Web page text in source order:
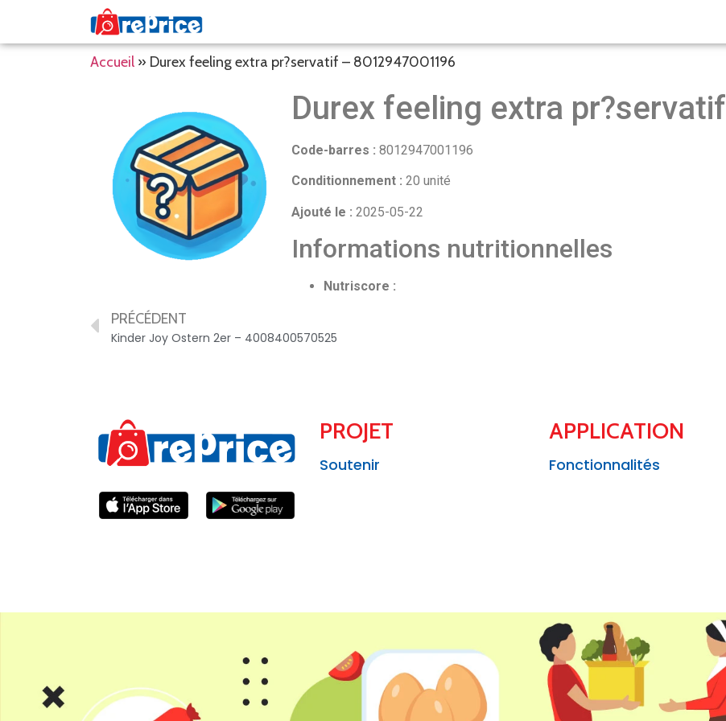
Accueil » Durex feeling extra pr?servatif – 8012947001196
Durex feeling extra pr?servatif
Code-barres : 8012947001196
Conditionnement : 20 unité
Ajouté le : 2025-05-22
Informations nutritionnelles
Nutriscore :
PRÉCÉDENT
Kinder Joy Ostern 2er – 4008400570525
PROJET
Soutenir
APPLICATION
Fonctionnalités